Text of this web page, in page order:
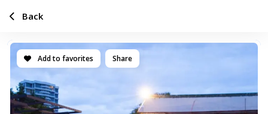
Add to favorites Share
Back